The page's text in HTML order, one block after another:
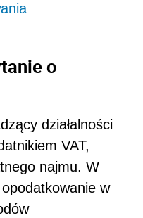
o
działalności
VAT,
najmu. W
w